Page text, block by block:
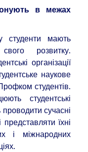
в межах
студенти мають
розвитку.
організації
наукове
студентів.
студентські
проводити сучасні
їхні
і міжнародних